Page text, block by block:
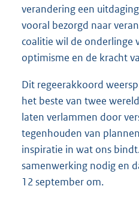
verandering een
vooral bezorgd naar
coalitie wil de onderlinge
optimisme en de kracht
Dit regeerakkoord
het beste van twee
laten verlammen door
tegenhouden van
inspiratie in wat ons
samenwerking nodig en
12 september om.